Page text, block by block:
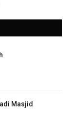
Masjid